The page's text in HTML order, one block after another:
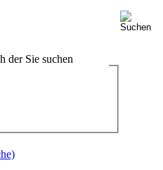
der Sie suchen